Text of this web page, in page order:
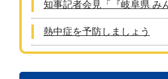
知事記者会見「『岐阜県 み
熱中症を予防しましょう